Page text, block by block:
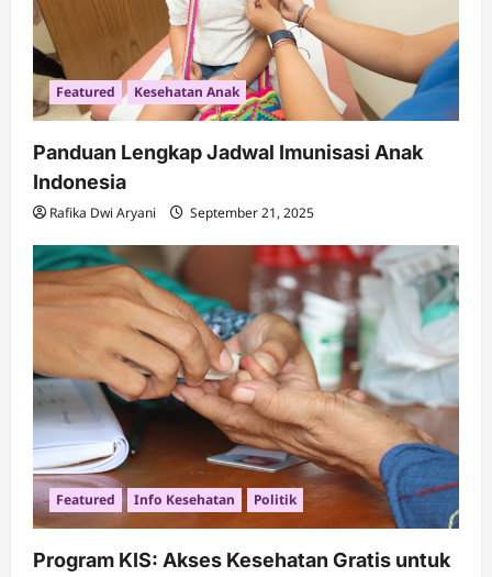
Featured Kesehatan Anak
Panduan Lengkap Jadwal Imunisasi Anak
Indonesia
Rafika Dwi Aryani September 21, 2025
Featured Info Kesehatan Politik
Program KIS: Akses Kesehatan Gratis untuk